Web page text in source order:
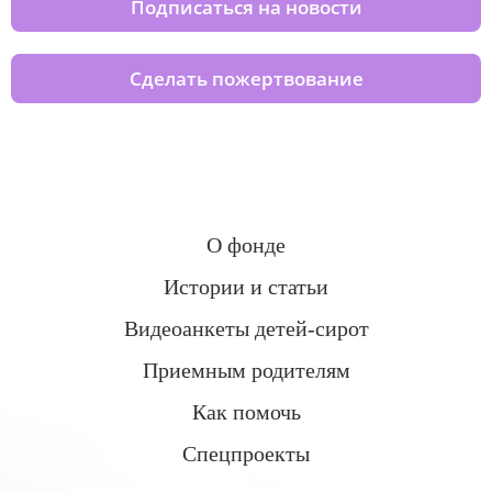
Подписаться на новости
Сделать пожертвование
О фонде
Истории и статьи
Видеоанкеты детей-сирот
Приемным родителям
Как помочь
Спецпроекты